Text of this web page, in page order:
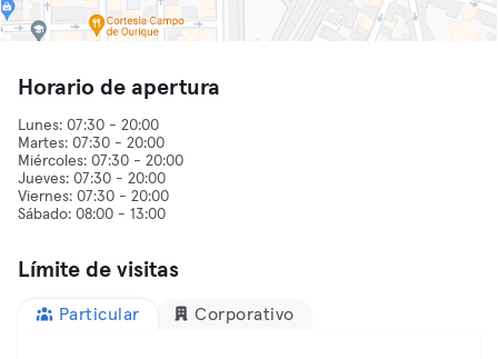
Horario de apertura
Lunes: 07:30 - 20:00
Martes: 07:30 - 20:00
Miércoles: 07:30 - 20:00
Jueves: 07:30 - 20:00
Viernes: 07:30 - 20:00
Límite de visitas
Particular Corporativo